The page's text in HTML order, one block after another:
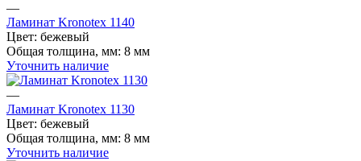
—
Ламинат Kronotex 1140
Цвет: бежевый
Общая толщина, мм: 8 мм
Уточнить наличие
—
Ламинат Kronotex 1130
Цвет: бежевый
Общая толщина, мм: 8 мм
Уточнить наличие